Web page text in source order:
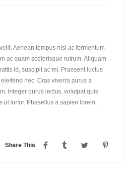
Aenean tempus nisl ac fermentum
ac quam scelerisque rutrum. Aliquam
id, suscipit ac mi. Praesent luctus
nec. Cras viverra purus a
Integer purus lectus, volutpat quis
ut tortor. Phasellus a sapien lorem.
Share This